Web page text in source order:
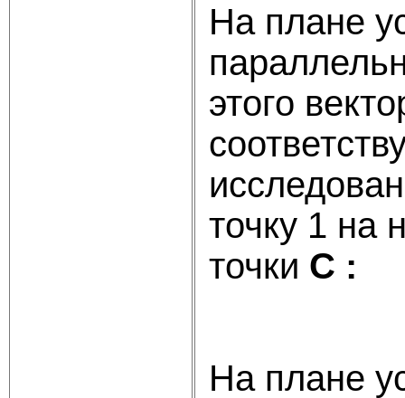
На плане
этого
точку 1 на
точки С :
На плане